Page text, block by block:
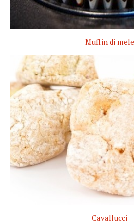
Muffin di mele
Cavallucci